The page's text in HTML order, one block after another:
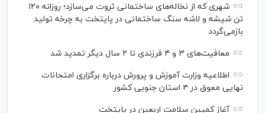
شهری که از نخاله‌های ساختمانی ثروت می‌سازد؛ روزانه ۱۲۰
تن شیشه و لاشه سنگ ساختمانی در پایتخت به چرخه تولید
بازمی‌گردد
معافیت‌های ۳ و ۴ فرزندی تا ۲ سال دیگر تمدید شد
اطلاعیه وزارت آموزش و پرورش درباره برگزاری امتحانات
نهایی معوق در ۴ استان جنوبی کشور
آغاز کمپین سلامت اربعین در پایتخت